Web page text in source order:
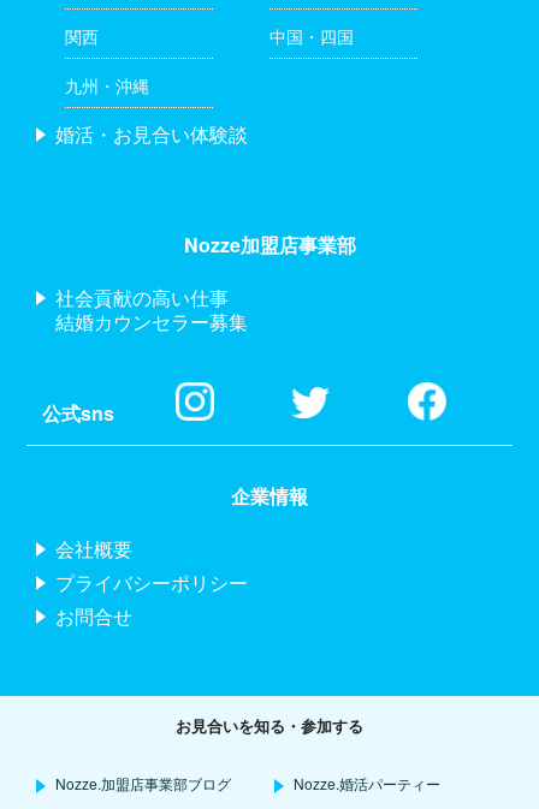
関西 中国・四国
九州・沖縄
婚活・お見合い体験談
Nozze加盟店事業部
社会貢献の高い仕事
結婚カウンセラー募集
公式sns
企業情報
会社概要
プライバシーポリシー
お問合せ
お見合いを知る・参加する
Nozze.加盟店事業部ブログ Nozze.婚活パーティー